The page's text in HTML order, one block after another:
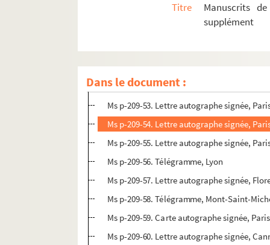
Titre
Manuscrits
supplément
Dans le document :
Ms p-209-48. Lettre autographe signée,
Ms p-209-49. Lettre autographe signée,
Ms p-209-50. Lettre autographe signée,
Ms p-209-51. Lettre autographe signée, Triel
Ms p-209-52. Lettre autographe signée,
Ms p-209-53. Lettre autographe signée,
Ms p-209-54. Lettre autographe signée,
Ms p-209-55. Lettre autographe signée,
Ms p-209-56. Télégramme, Lyon
Ms p-209-57. Lettre autographe signée,
Ms p-209-58. Télégramme, Mont-Saint-
Ms p-209-59. Carte autographe signée, Paris
Ms p-209-60. Lettre autographe signée,